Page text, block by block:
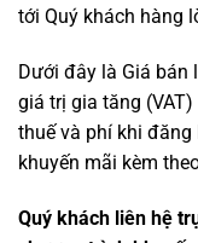
tới Quý khách hàng
Dưới đây là Giá bán
giá trị gia tăng
thuế và phí khi đăng
khuyến mãi kèm
Quý khách liên hệ